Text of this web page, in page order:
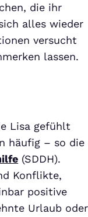
die ihr
alles wieder
versucht
lassen.
Lisa gefühlt
häufig – so die
(SDDH).
Konflikte,
positive
Urlaub oder